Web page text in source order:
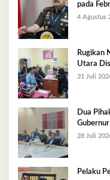
pada
4 Agustus
Rugikan
Utara
31 Juli
Dua
28 Juli
Pelaku